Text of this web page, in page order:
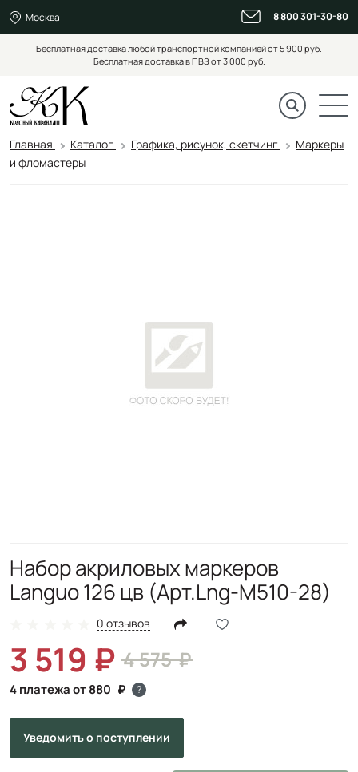
Москва 8 800 301-30-80
Бесплатная доставка любой транспортной компанией от 5 900 руб.
Бесплатная доставка в ПВЗ от 3 000 руб.
Главная Каталог Графика, рисунок, скетчинг
Маркеры
и фломастеры
Набор акриловых маркеров
Languo 126 цв (Арт.Lng-M510-28)
0 отзывов
4 575
3 519
4 платежа от 880 ?
Уведомитьо поступлении